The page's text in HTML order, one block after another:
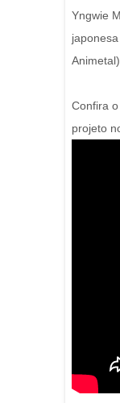
Yngwie
Animetal).
Confira
projeto